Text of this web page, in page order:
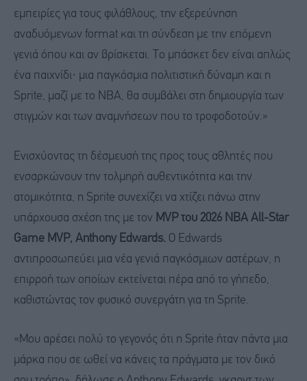
εμπειρίες για τους φιλάθλους, την εξερεύνηση
αναδυόμενων format και τη σύνδεση με την επόμενη
γενιά όπου και αν βρίσκεται. Το μπάσκετ δεν είναι απλώς
ένα παιχνίδι· μια παγκόσμια πολιτιστική δύναμη και η
Sprite, μαζί με το NBA, θα συμβάλει στη δημιουργία των
στιγμών και των αναμνήσεων που το τροφοδοτούν.»
Ενισχύοντας τη δέσμευσή της προς τους αθλητές που
ενσαρκώνουν την τολμηρή αυθεντικότητα και την
ατομικότητα, η Sprite συνεχίζει να χτίζει πάνω στην
υπάρχουσα σχέση της με τον MVP του 2026 NBA All-Star
Game MVP, Anthony Edwards. Ο Edwards
αντιπροσωπεύει μια νέα γενιά παγκόσμιων αστέρων, η
επιρροή των οποίων εκτείνεται πέρα από το γήπεδο,
καθιστώντας τον φυσικό συνεργάτη για τη Sprite.
«Μου αρέσει πολύ το γεγονός ότι η Sprite ήταν πάντα μια
μάρκα που σε ωθεί να κάνεις τα πράγματα με τον δικό